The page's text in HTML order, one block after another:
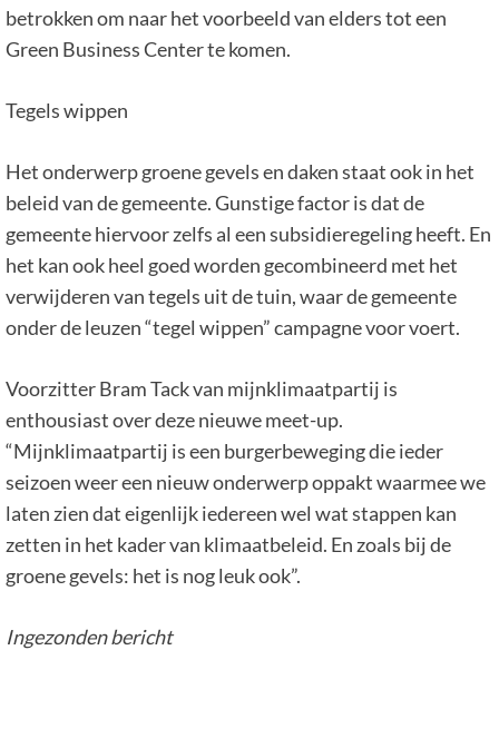
betrokken om naar het voorbeeld van elders tot een
Green Business Center te komen.
Tegels wippen
Het onderwerp groene gevels en daken staat ook in het
beleid van de gemeente. Gunstige factor is dat de
gemeente hiervoor zelfs al een subsidieregeling heeft. En
het kan ook heel goed worden gecombineerd met het
verwijderen van tegels uit de tuin, waar de gemeente
onder de leuzen “tegel wippen” campagne voor voert.
Voorzitter Bram Tack van mijnklimaatpartij is
enthousiast over deze nieuwe meet-up.
“Mijnklimaatpartij is een burgerbeweging die ieder
seizoen weer een nieuw onderwerp oppakt waarmee we
laten zien dat eigenlijk iedereen wel wat stappen kan
zetten in het kader van klimaatbeleid. En zoals bij de
groene gevels: het is nog leuk ook”.
Ingezonden bericht